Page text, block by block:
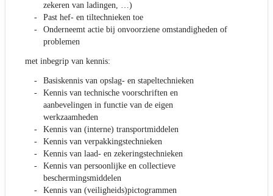
zekeren van ladingen, …)
Past hef- en tiltechnieken toe
Onderneemt actie bij onvoorziene omstandigheden of
problemen
met inbegrip van kennis:
Basiskennis van opslag- en stapeltechnieken
Kennis van technische voorschriften en
aanbevelingen in functie van de eigen
werkzaamheden
Kennis van (interne) transportmiddelen
Kennis van verpakkingstechnieken
Kennis van laad- en zekeringstechnieken
Kennis van persoonlijke en collectieve
beschermingsmiddelen
Kennis van (veiligheids)pictogrammen